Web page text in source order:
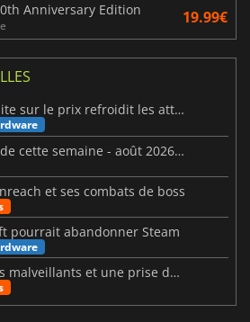
Anniversary Edition 19.99€
Steam Frame : une fuite sur le prix refroidit les attentes VR
Sorties de jeux vidéo de cette semaine - août 2026 (semaine 32)
et ses combats de boss
pourrait abandonner Steam
Des cartes de logiciels malveillants et une prise de contrôle de Discord ont touché Meccha Chameleon